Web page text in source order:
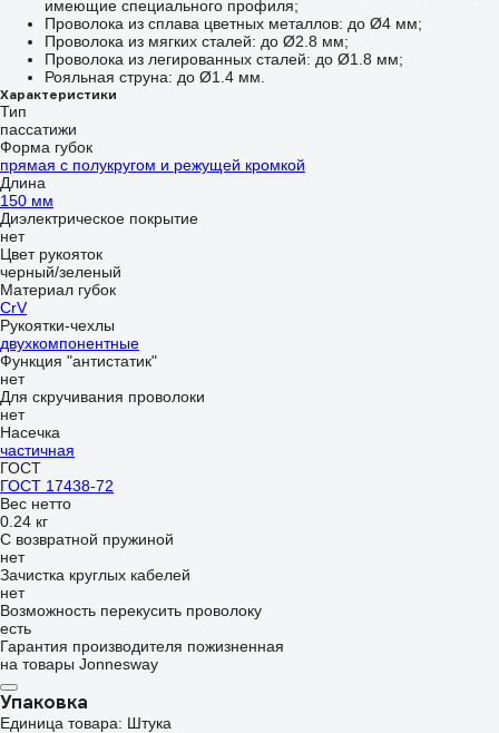
имеющие специального профиля;
Проволока из сплава цветных металлов: до Ø4 мм;
Проволока из мягких сталей: до Ø2.8 мм;
Проволока из легированных сталей: до Ø1.8 мм;
Рояльная струна: до Ø1.4 мм.
Характеристики
Тип
пассатижи
Форма губок
прямая с полукругом и режущей кромкой
Длина
150 мм
Диэлектрическое покрытие
нет
Цвет рукояток
черный/зеленый
Материал губок
CrV
Рукоятки-чехлы
двухкомпонентные
Функция "антистатик"
нет
Для скручивания проволоки
нет
Насечка
частичная
ГОСТ
ГОСТ 17438-72
Вес нетто
0.24 кг
С возвратной пружиной
нет
Зачистка круглых кабелей
нет
Возможность перекусить проволоку
есть
Гарантия производителя пожизненная
на товары Jonnesway
Упаковка
Единица товара: Штука